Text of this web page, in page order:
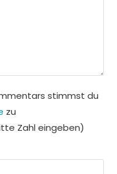
stimmst du
zu
Zahl eingeben)